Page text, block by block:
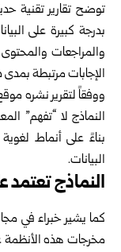
توضح تقارير تقنية
بدرجة كبيرة على
والمراجعات
الإجابات مرتبطة
النماذج لا “تفهم”
بناءً على أنماط
البيانات.
النماذج تعتمد
كما يشير خبراء في
مخرجات هذه الأنظمة